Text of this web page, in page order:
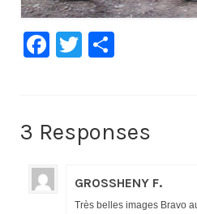
Facebook
Twitter
3 Responses
GROSSHENY F.
Très belles images Bravo